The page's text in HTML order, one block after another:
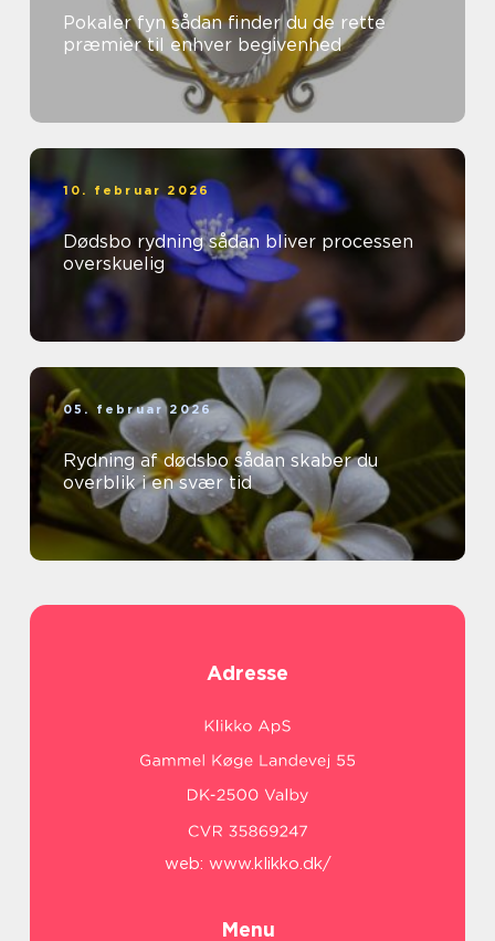
Pokaler fyn sådan finder du de rette
præmier til enhver begivenhed
10. februar 2026
Dødsbo rydning sådan bliver processen
overskuelig
05. februar 2026
Rydning af dødsbo sådan skaber du
overblik i en svær tid
Adresse
web: www.klikko.dk/
Menu